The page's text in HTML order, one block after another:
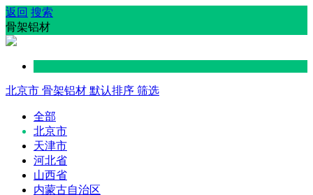
返回 搜索
骨架铝材
北京市 骨架铝材 默认排序 筛选
全部
北京市
天津市
河北省
山西省
内蒙古自治区